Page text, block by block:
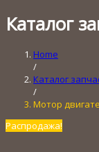
Каталог
Home
/
Каталог
/
Мотор
Распродажа!